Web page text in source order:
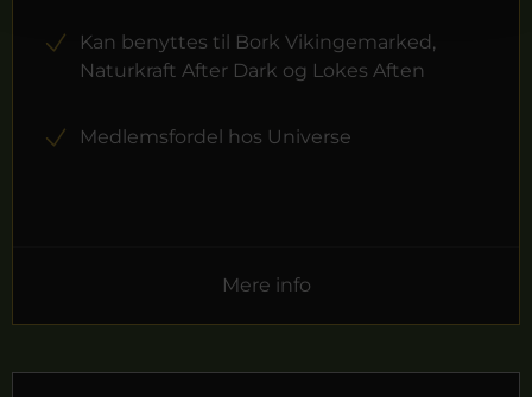
Kan benyttes til Bork Vikingemarked,
Naturkraft After Dark og Lokes Aften
Medlemsfordel hos Universe
Mere info